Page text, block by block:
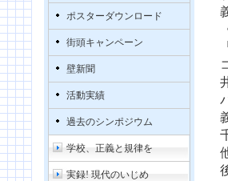
ポスターダウンロード
街頭キャンペーン
壁新聞
活動実績
過去のシンポジウム
学校、正義と規律を
実録! 現代のいじめ